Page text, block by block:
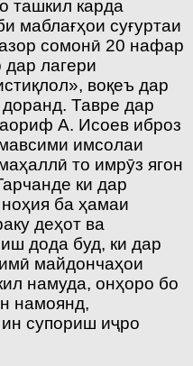
ташкил карда
маблағҳои суғуртаи
сомонӣ 20 нафар
дар лагери
воқеъ дар
Тавре дар
А. Исоев иброз
имсолаи
то имрӯз ягон
ки дар
ба ҳамаи
деҳот ва
дода буд, ки дар
майдончаҳои
намуда, онҳоро бо
намоянд,
супориш иҷро